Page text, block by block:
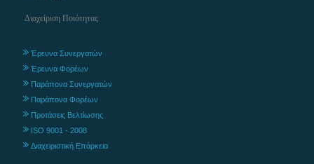
Διαχείριση Ποιότητας
Έρευνα Συνεργατών
Έρευνα Φορέων
Παράπονα Συνεργατών
Παράπονα Φορέων
Προτάσεις Βελτίωσης
ISO 9001 - 2008
Διαχειριστική Επάρκεια